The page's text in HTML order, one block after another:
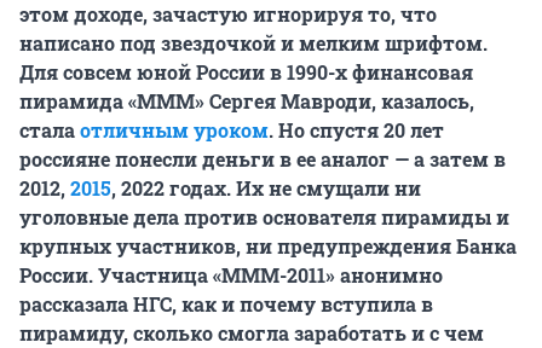
этом доходе, зачастую игнорируя то, что
написано под звездочкой и мелким шрифтом.
Для совсем юной России в 1990-х финансовая
пирамида «МММ» Сергея Мавроди, казалось,
сталаотличным уроком. Но спустя 20 лет
россияне понесли деньги в ее аналог — а затем в
2012,2015, 2022 годах. Их не смущали ни
уголовные дела против основателя пирамиды и
крупных участников, ни предупреждения Банка
России. Участница «МММ-2011» анонимно
рассказала НГС, как и почему вступила в
пирамиду, сколько смогла заработать и с чем